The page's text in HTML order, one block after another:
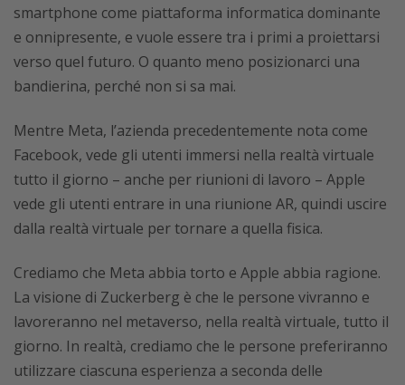
smartphone come piattaforma informatica dominante
e onnipresente, e vuole essere tra i primi a proiettarsi
verso quel futuro. O quanto meno posizionarci una
bandierina, perché non si sa mai.
Mentre Meta, l’azienda precedentemente nota come
Facebook, vede gli utenti immersi nella realtà virtuale
tutto il giorno – anche per riunioni di lavoro – Apple
vede gli utenti entrare in una riunione AR, quindi uscire
dalla realtà virtuale per tornare a quella fisica.
Crediamo che Meta abbia torto e Apple abbia ragione.
La visione di Zuckerberg è che le persone vivranno e
lavoreranno nel metaverso, nella realtà virtuale, tutto il
giorno. In realtà, crediamo che le persone preferiranno
utilizzare ciascuna esperienza a seconda delle